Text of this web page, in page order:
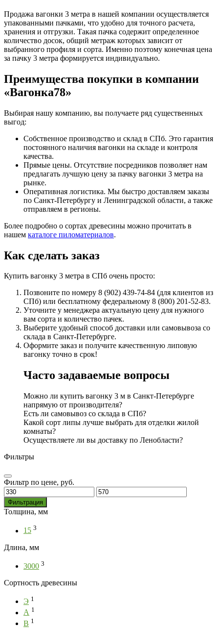
Продажа вагонки 3 метра в нашей компании осуществляется
упакованными пачками, что удобно для точного расчета,
хранения и отгрузки. Такая пачка содержит определенное
количество досок, общий метраж которых зависит от
выбранного профиля и сорта. Именно поэтому конечная цена
за пачку 3 метра формируется индивидуально.
Преимущества покупки в компании
«Вагонка78»
Выбирая нашу компанию, вы получаете ряд существенных
выгод:
Собственное производство и склад в СПб. Это гарантия
постоянного наличия вагонки на складе и контроля
качества.
Прямые цены. Отсутствие посредников позволяет нам
предлагать лучшую цену за пачку вагонки 3 метра на
рынке.
Оперативная логистика. Мы быстро доставляем заказы
по Санкт-Петербургу и Ленинградской области, а также
отправляем в регионы.
Более подробно о сортах древесины можно прочитать в
нашем каталоге пиломатериалов.
Как сделать заказ
Купить вагонку 3 метра в СПб очень просто:
Позвоните по номеру 8 (902) 439-74-84 (для клиентов из
СПб) или бесплатному федеральному 8 (800) 201-52-83.
Уточните у менеджера актуальную цену для нужного
вам сорта и количество пачек.
Выберите удобный способ доставки или самовывоза со
склада в Санкт-Петербурге.
Оформите заказ и получите качественную липовую
вагонку точно в срок!
Часто задаваемые вопросы
Можно ли купить вагонку 3 м в Санкт-Петербурге
напрямую от производителя?
Есть ли самовывоз со склада в СПб?
Какой сорт липы лучше выбрать для отделки жилой
комнаты?
Осуществляете ли вы доставку по Ленобласти?
Фильтры
Фильтр по цене, руб.
Минимальная
цена
Максимальная
цена
Фильтрация
Толщина, мм
15 3
Длина, мм
3000 3
Сортность древесины
Э 1
А 1
В 1